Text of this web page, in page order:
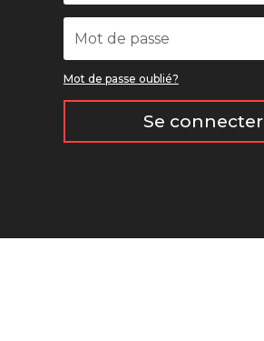
Mot de passe oublié?
Se connecter